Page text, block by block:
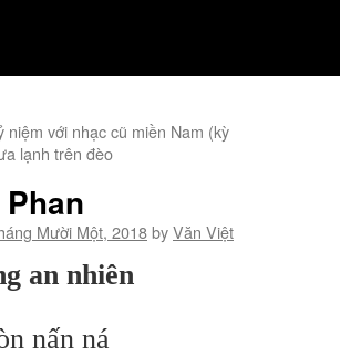
niệm với nhạc cũ miền Nam (kỳ
lạnh trên đèo
Mười Một, 2018byVăn Việt
an nhiên
nấn ná